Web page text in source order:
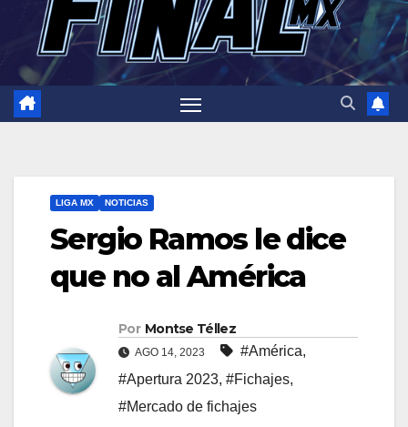
LIGA MX NOTICIAS
Sergio Ramos le dice
que no al América
Por Montse Téllez
AGO 14, 2023 #América,
#Apertura 2023, #Fichajes,
#Mercado de fichajes